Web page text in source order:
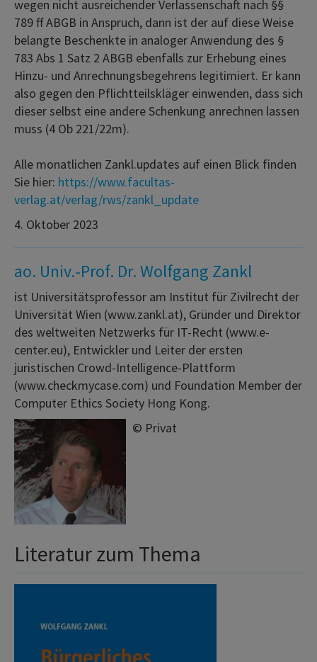
wegen nicht ausreichender Verlassenschaft nach §§
789 ff ABGB in Anspruch, dann ist der auf diese Weise
belangte Beschenkte in analoger Anwendung des §
783 Abs 1 Satz 2 ABGB ebenfalls zur Erhebung eines
Hinzu- und Anrechnungsbegehrens legitimiert. Er kann
also gegen den Pflichtteilskläger einwenden, dass sich
dieser selbst eine andere Schenkung anrechnen lassen
muss (4 Ob 221/22m).
Alle monatlichen Zankl.updates auf einen Blick finden
Sie hier: https://www.facultas-
verlag.at/verlag/rws/zankl_update
4. Oktober 2023
ao. Univ.-Prof. Dr. Wolfgang Zankl
ist Universitätsprofessor am Institut für Zivilrecht der
Universität Wien (www.zankl.at), Gründer und Direktor
des weltweiten Netzwerks für IT-Recht (www.e-
center.eu), Entwickler und Leiter der ersten
juristischen Crowd-Intelligence-Plattform
(www.checkmycase.com) und Foundation Member der
Computer Ethics Society Hong Kong.
© Privat
Literatur zum Thema